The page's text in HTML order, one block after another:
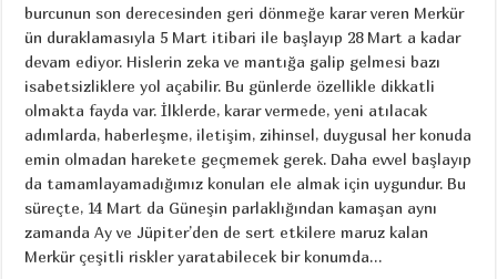
burcunun son derecesinden geri dönmeğe karar veren Merkür
ün duraklamasıyla 5 Mart itibari ile başlayıp 28 Mart a kadar
devam ediyor. Hislerin zeka ve mantığa galip gelmesi bazı
isabetsizliklere yol açabilir. Bu günlerde özellikle dikkatli
olmakta fayda var. İlklerde, karar vermede, yeni atılacak
adımlarda, haberleşme, iletişim, zihinsel, duygusal her konuda
emin olmadan harekete geçmemek gerek. Daha evvel başlayıp
da tamamlayamadığımız konuları ele almak için uygundur. Bu
süreçte, 14 Mart da Güneşin parlaklığından kamaşan aynı
zamanda Ay ve Jüpiter’den de sert etkilere maruz kalan
Merkür çeşitli riskler yaratabilecek bir konumda…